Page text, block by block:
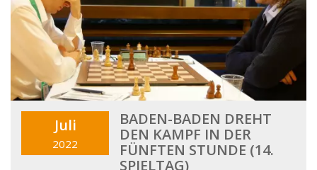
Juli
2022
BADEN-BADEN DREHT
DEN KAMPF IN DER
FÜNFTEN STUNDE (14.
SPIELTAG)